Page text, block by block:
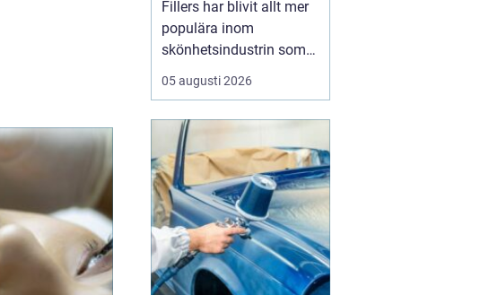
Fillers har blivit allt mer
populära inom
skönhetsindustrin som
ett sätt att återställa
ungdomlighet och
att behöva genomgå
kirurgiska ingrepp.
Genom att förstå hur
dessa behan...
05 augusti 2026